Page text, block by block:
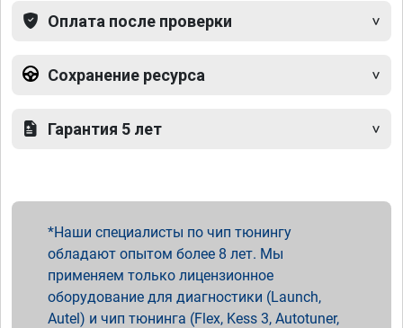
Оплата после проверки
Сохранение ресурса
Гарантия 5 лет
Наши специалисты по чип тюнингу
обладают опытом более 8 лет. Мы
применяем только лицензионное
оборудование для диагностики (Launch,
Autel) и чип тюнинга (Flex, Kess 3, Autotuner,